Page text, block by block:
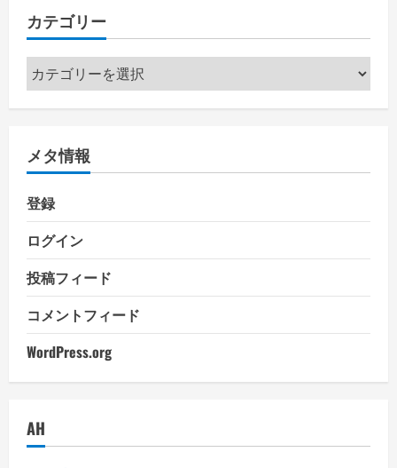
カテゴリー
カ
テ
ー
メタ情報
登録
ログイン
投稿フィード
コメントフィード
WordPress.org
AH